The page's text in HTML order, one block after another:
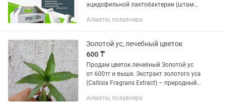
ацидофильной лактобактерии (штамм
восстанавливает микрофлору
гнилостные, патогенные...
Алматы, позавчера
Золотой ус, лечебный цветок
600 ₸
Продам цветок лечебный Золотой ус
от 600тг и выше. Экстракт золотого уса
(Callisia Fragrans Extract) – природный
тонизирующим эффектом. Лечебный
Алматы, позавчера